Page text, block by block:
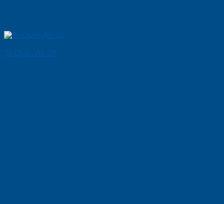
Tủ Quần Áo 28